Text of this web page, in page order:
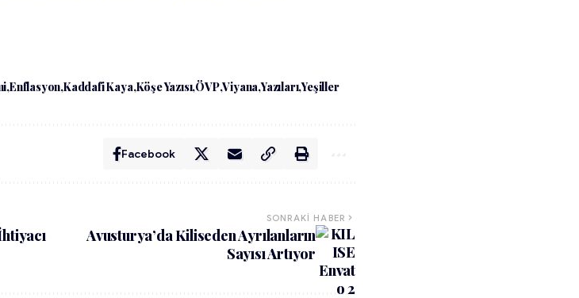
Enflasyon Kaddafi Kaya Köşe Yazısı ÖVP Viyana Yazıları Yeşiller
Facebook
SONRAKI HABER
Avusturya’da Kiliseden Ayrılanların
Sayısı Artıyor